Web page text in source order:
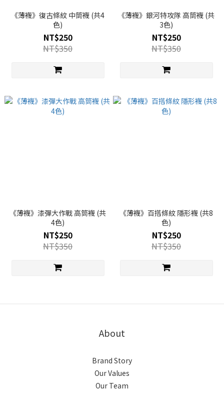
《薄襪》復古條紋 中筒襪 (共4
色)
NT$250
NT$350
《薄襪》銀河特攻隊 高筒襪 (共
3色)
NT$250
NT$350
《薄襪》漆彈大作戰 高筒襪 (共
4色)
NT$250
NT$350
《薄襪》百搭條紋 隱形襪 (共8
色)
NT$250
NT$350
About
Brand Story
Our Values
Our Team